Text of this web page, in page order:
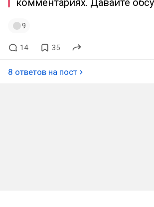
комментариях. Давайте
9
14 35
8 ответов на пост